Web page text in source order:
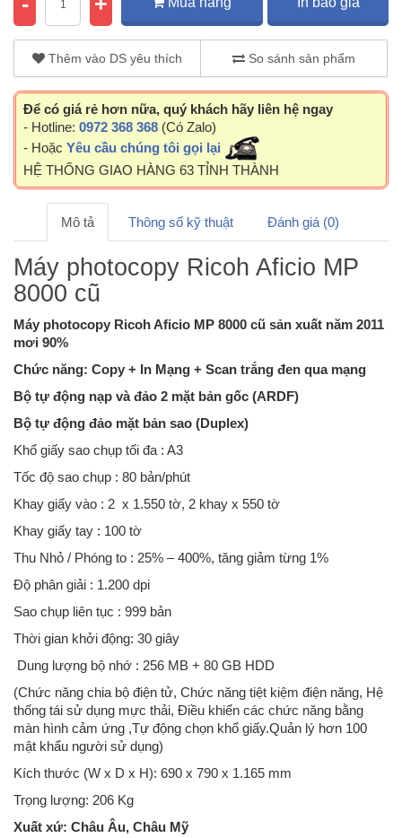
Thêm vào DS yêu thích So sánh sản phẩm
Để có giá rẻ hơn nữa, quý khách hãy liên hệ ngay
- Hotline: 0972 368 368 (Có Zalo)
- Hoặc Yêu cầu chúng tôi gọi lại
HỆ THỐNG GIAO HÀNG 63 TỈNH THÀNH
Mô tả Thông số kỹ thuật Đánh giá (0)
Máy photocopy Ricoh Aficio MP
8000 cũ
Máy photocopy Ricoh Aficio MP 8000 cũ sản xuất năm 2011
mơi 90%
Chức năng: Copy + In Mạng + Scan trắng đen qua mạng
Bộ tự động nạp và đảo 2 mặt bản gốc (ARDF)
Bộ tự động đảo mặt bản sao (Duplex)
Khổ giấy sao chụp tối đa : A3
Tốc độ sao chụp : 80 bản/phút
Khay giấy vào : 2 x 1.550 tờ, 2 khay x 550 tờ
Khay giấy tay : 100 tờ
Thu Nhỏ / Phóng to : 25% – 400%, tăng giảm từng 1%
Độ phân giải : 1.200 dpi
Sao chụp liên tục : 999 bản
Thời gian khởi động: 30 giây
Dung lượng bộ nhớ : 256 MB + 80 GB HDD
(Chức năng chia bộ điện tử, Chức năng tiệt kiệm điện năng, Hệ
thống tái sử dụng mực thải, Điều khiển các chức năng bằng
màn hình cảm ứng ,Tự động chọn khổ giấy.Quản lý hơn 100
mật khẩu người sử dụng)
Kích thước (W x D x H): 690 x 790 x 1.165 mm
Trọng lượng: 206 Kg
Xuất xứ: Châu Âu, Châu Mỹ